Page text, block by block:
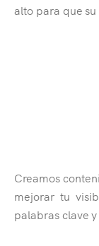
alto para que su
Creamos
mejorar tu
palabras clave